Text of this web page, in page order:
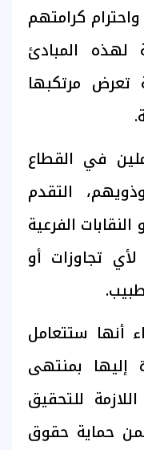
كرامتهم
لهذه المبادئ
تعرض مرتكبها
في القطاع
التقدم
الفرعية
تجاوزات أو
أنها ستتعامل
إليها بمنتهى
للتحقيق
حماية حقوق